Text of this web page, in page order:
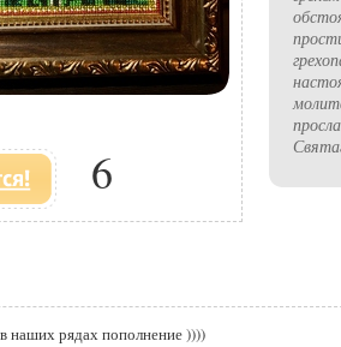
6
наших рядах пополнение ))))